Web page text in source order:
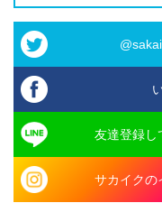
友達登録し
サカイクの